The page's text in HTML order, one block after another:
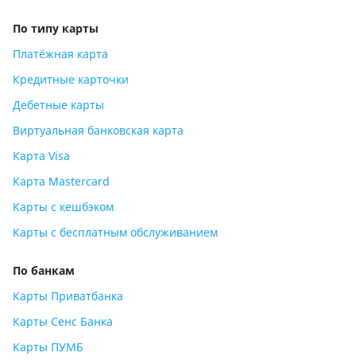
По типу карты
Платёжная карта
Кредитные карточки
Дебетные карты
Виртуальная банковская карта
Карта Visa
Карта Mastercard
Карты с кешбэком
Карты с бесплатным обслуживанием
По банкам
Карты Приватбанка
Карты Сенс Банка
Карты ПУМБ